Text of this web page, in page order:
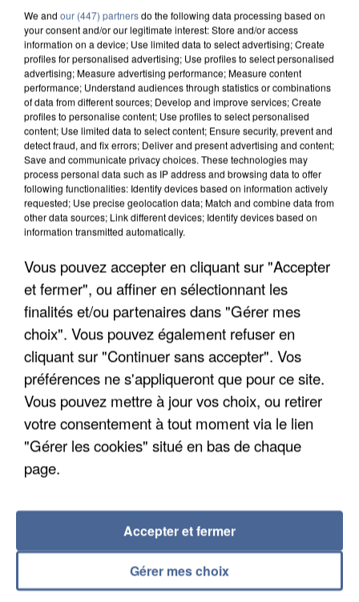
L’UN DES FONDATEURS SUPPOSÉS DE LA DZ
MAFIA INTERPELLÉ EN ALGÉRIE
UN SECOND CADRE DE LA DZ MAFIA
INTERPELLÉ EN ALGÉRIE
We and our (447) partnersdo the following data processing based on
your consent and/or our legitimate interest: Store and/or access
information on a device; Use limited data to select advertising; Create
profiles for personalised advertising; Use profiles to select personalised
advertising; Measure advertising performance; Measure content
performance; Understand audiences through statistics or combinations
of data from different sources; Develop and improve services; Create
profiles to personalise content; Use profiles to select personalised
content; Use limited data to select content; Ensure security, prevent and
detect fraud, and fix errors; Deliver and present advertising and content;
Save and communicate privacy choices. These technologies may
process personal data such as IP address and browsing data to offer
following functionalities: Identify devices based on information actively
requested; Use precise geolocation data; Match and combine data from
other data sources; Link different devices; Identify devices based on
information transmitted automatically.
Vous pouvez accepter en cliquant sur "Accepter
et fermer", ou affiner en sélectionnant les
finalités et/ou partenaires dans "Gérer mes
choix". Vous pouvez également refuser en
cliquant sur "Continuer sans accepter". Vos
préférences ne s'appliqueront que pour ce site.
Vous pouvez mettre à jour vos choix, ou retirer
votre consentement à tout moment via le lien
"Gérer les cookies" situé en bas de chaque
page.
Gérer mes choix
Accepter et fermer